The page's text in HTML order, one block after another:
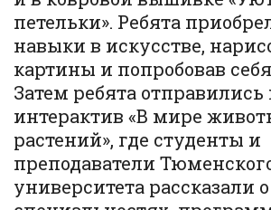
петельки». Ребята
навыки в искусстве,
картины и попробовав
Затем ребята отправились
интерактив «В мире
растений», где студенты и
преподаватели
университета рассказали о